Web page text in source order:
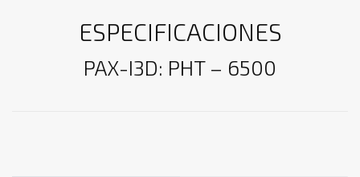
ESPECIFICACIONES
PAX-I3D: PHT – 6500